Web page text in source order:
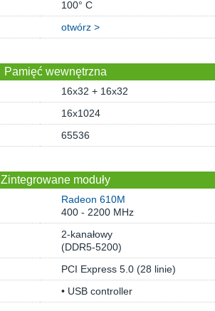
100° C
otwórz >
Pamięć wewnętrzna
16x32 + 16x32
16x1024
65536
Zintegrowane moduły
Radeon 610M
400 - 2200 MHz
2-kanałowy
(DDR5-5200)
PCI Express 5.0 (28 linie)
• USB controller